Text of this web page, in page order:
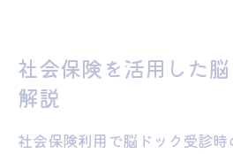
社会保険を活用した
解説
社会保険利用で脳ドック受診